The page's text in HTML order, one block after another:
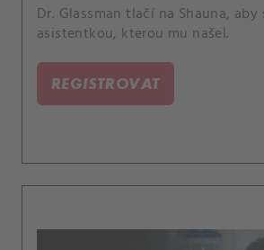
Dr. Glassman tlačí na Shauna,
asistentkou, kterou mu našel.
REGISTROVAT